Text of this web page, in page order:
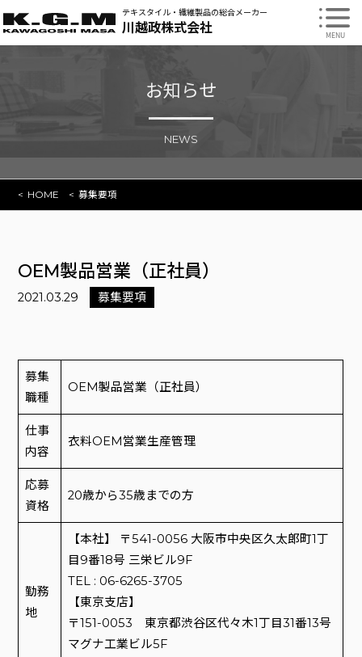
テキスタイル・繊維製品の総合メーカー
川越政株式会社
お知らせ
NEWS
HOME 募集要項
OEM製品営業（正社員）
2021.03.29 募集要項
募集
職種
OEM製品営業（正社員）
仕事
内容
衣料OEM営業生産管理
応募
資格
20歳から35歳までの方
勤務
地
【本社】 〒541-0056 大阪市中央区久太郎町1丁
目9番18号 三栄ビル9F
TEL : 06-6265-3705
【東京支店】
〒151-0053 東京都渋谷区代々木1丁目31番13号
マグナ工業ビル5F